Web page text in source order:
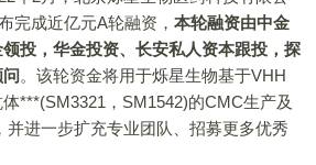
完成近亿元A轮融资， 本轮融资由中金
投，华金投资、长安私人资本跟投，探
。该轮资金将用于烁星生物基于VHH
***(SM3321，SM1542)的CMC生产及
并进一步扩充专业团队、招募更多优秀